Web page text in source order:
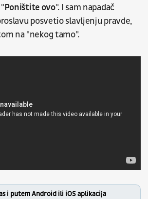
Poništite ovo". I sam napadač
posvetio slavljenju pravde,
na "nekog tamo".
i putem Android ili iOS aplikacija